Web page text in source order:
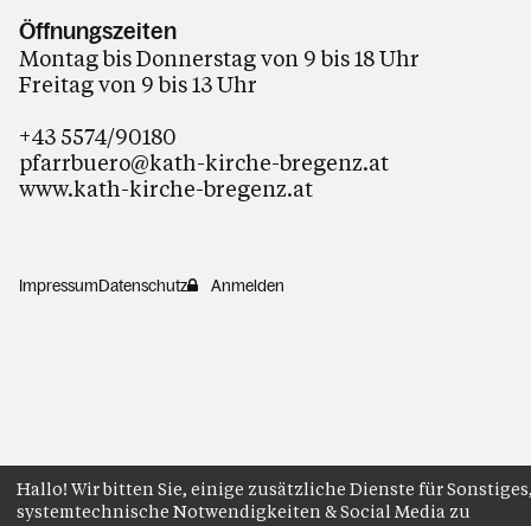
Öffnungszeiten
Montag bis Donnerstag von 9 bis 18 Uhr
Freitag von 9 bis 13 Uhr
+43 5574/90180
pfarrbuero@kath-kirche-bregenz.at
www.kath-kirche-bregenz.at
ImpressumDatenschutz Anmelden
Hallo! Wir bitten Sie, einige zusätzliche Dienste für
systemtechnische Notwendigkeiten & Social Media zu